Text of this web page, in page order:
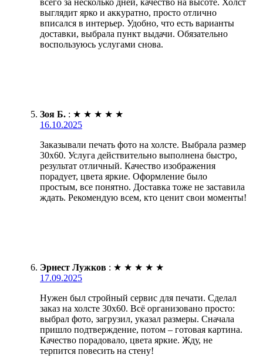
выглядит ярко и аккуратно, просто отлично
вписался в интерьер. Удобно, что есть варианты
доставки, выбрала пункт выдачи. Обязательно
воспользуюсь услугами снова.
Зоя Б. : ★ ★ ★ ★ ★
16.10.2025
Заказывали печать фото на холсте. Выбрала размер
30х60. Услуга действительно выполнена быстро,
результат отличный. Качество изображения
порадует, цвета яркие. Оформление было
простым, все понятно. Доставка тоже не заставила
ждать. Рекомендую всем, кто ценит свои моменты!
Эрнест Лужков : ★ ★ ★ ★ ★
17.09.2025
Нужен был стройный сервис для печати. Сделал
заказ на холсте 30х60. Всё организовано просто:
выбрал фото, загрузил, указал размеры. Сначала
пришло подтверждение, потом – готовая картина.
Качество порадовало, цвета яркие. Жду, не
терпится повесить на стену!